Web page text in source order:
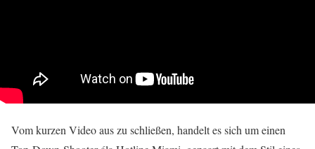
Vom kurzen Video aus zu schließen, handelt es sich um einen